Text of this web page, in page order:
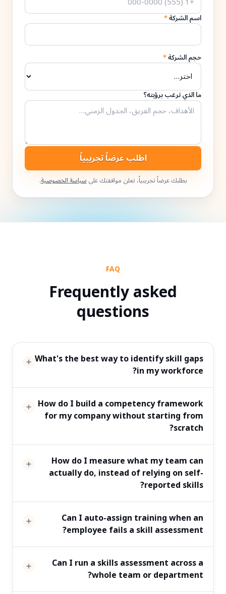
اسم الشركة*
حجم الشركة*
ما الذي ترغب برؤيته؟
اطلب عرضاً تجريبياً
بطلبك عرضاً تجريبياً، تعلن موافقتك علىسياسة الخصوصية.
FAQ
Frequently asked
questions
What's the best way to identify skill gaps
in my workforce?
How do I build a competency framework
for my company without starting from
scratch?
How do I measure what my team can
actually do, instead of relying on self-
reported skills?
Can I auto-assign training when an
employee fails a skill assessment?
Can I run a skills assessment across a
whole team or department?